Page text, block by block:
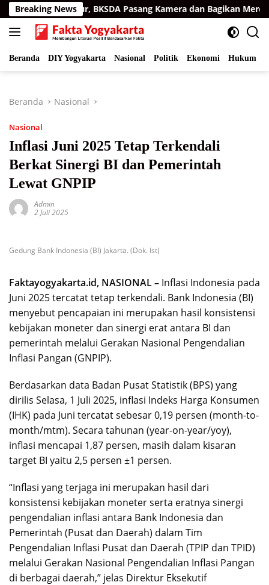
Langsung
ke
konten
Breaking News
Timur, BKSDA Pasang Kamera dan Bagikan Mercon
Beranda DIY Yogyakarta Nasional Politik Ekonomi Hukum
Beranda Nasional
Nasional
Inflasi Juni 2025 Tetap Terkendali
Berkat Sinergi BI dan Pemerintah
Lewat GNPIP
Admin
2 Juli 2025
Gedung Bank Indonesia (BI) Jakarta. (Dok. Ist)
Faktayogyakarta.id, NASIONAL – Inflasi Indonesia pada
Juni 2025 tercatat tetap terkendali. Bank Indonesia (BI)
menyebut pencapaian ini merupakan hasil konsistensi
kebijakan moneter dan sinergi erat antara BI dan
pemerintah melalui Gerakan Nasional Pengendalian
Inflasi Pangan (GNPIP).
Berdasarkan data Badan Pusat Statistik (BPS) yang
dirilis Selasa, 1 Juli 2025, inflasi Indeks Harga Konsumen
(IHK) pada Juni tercatat sebesar 0,19 persen (month-to-
month/mtm). Secara tahunan (year-on-year/yoy),
inflasi mencapai 1,87 persen, masih dalam kisaran
target BI yaitu 2,5 persen ±1 persen.
“Inflasi yang terjaga ini merupakan hasil dari
konsistensi kebijakan moneter serta eratnya sinergi
pengendalian inflasi antara Bank Indonesia dan
Pemerintah (Pusat dan Daerah) dalam Tim
Pengendalian Inflasi Pusat dan Daerah (TPIP dan TPID)
melalui Gerakan Nasional Pengendalian Inflasi Pangan
di berbagai daerah,” jelas Direktur Eksekutif